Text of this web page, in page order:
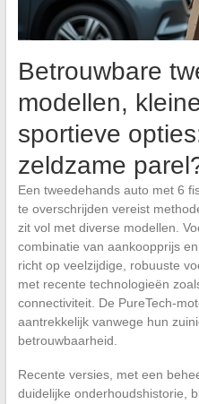
Betrouwbare
modellen,
sportieve
zeldzame
Een tweedehands auto met 6
te overschrijden vereist
zit vol met diverse modellen.
combinatie van aankoopprijs
richt op veelzijdige, robuuste
met recente technologieën
connectiviteit. De PureTech-
aantrekkelijk vanwege hun
betrouwbaarheid.
Recente versies, met een
duidelijke onderhoudshistorie,